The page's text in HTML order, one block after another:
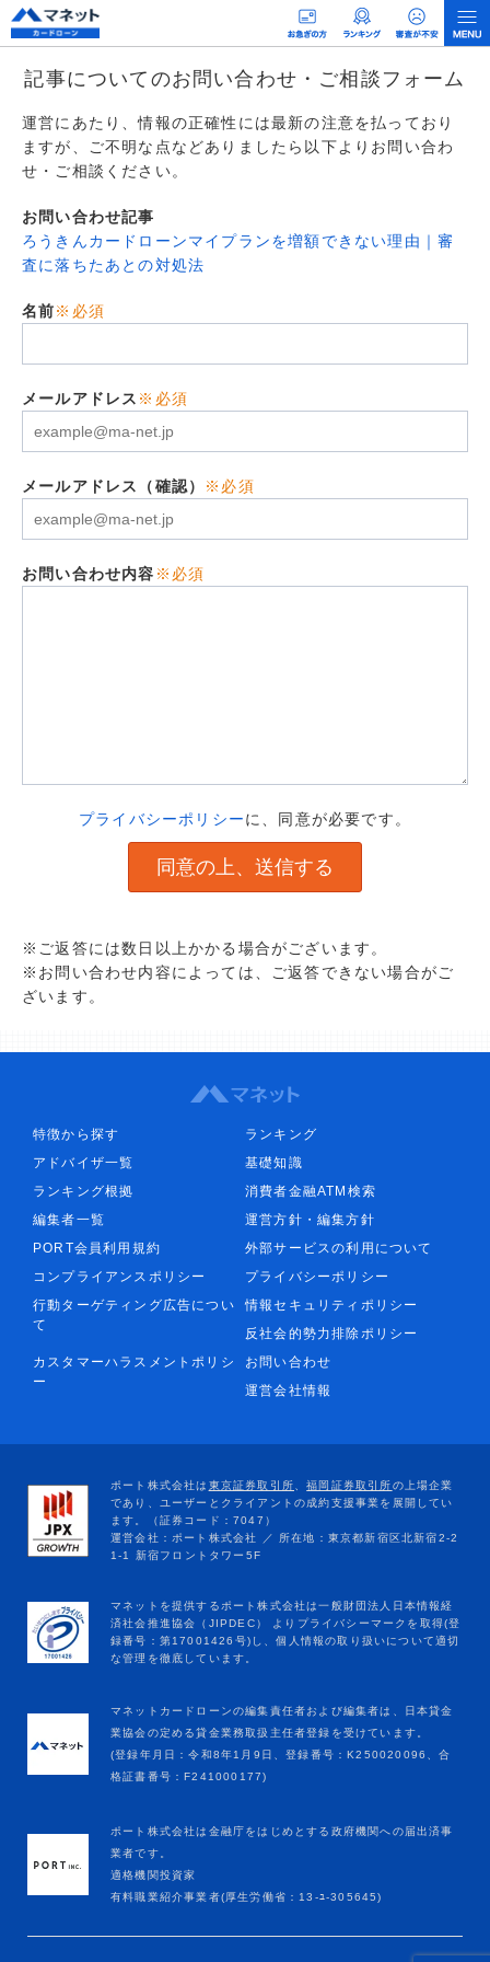
記事についてのお問い合わせ・ご相談フォーム
運営にあたり、情報の正確性には最新の注意を払っており
ますが、ご不明な点などありましたら以下よりお問い合わ
せ・ご相談ください。
お問い合わせ記事
ろうきんカードローンマイプランを増額できない理由｜審
査に落ちたあとの対処法
名前※必須
メールアドレス ※必須
メールアドレス（確認） ※必須
お問い合わせ内容 ※必須
プライバシーポリシーに、同意が必要です。
※ご返答には数日以上かかる場合がございます。
※お問い合わせ内容によっては、ご返答できない場合がご
ざいます。
特徴から探す
ランキング
アドバイザ一覧
基礎知識
ランキング根拠
消費者金融ATM検索
編集者一覧
運営方針・編集方針
PORT会員利用規約
外部サービスの利用について
コンプライアンスポリシー
プライバシーポリシー
行動ターゲティング広告につい
て
情報セキュリティポリシー
反社会的勢力排除ポリシー
カスタマーハラスメントポリシ
ー
お問い合わせ
運営会社情報
マネットカードローンの編集責任者および編集者は、日本貸金
業協会の定める貸金業務取扱主任者登録を受けています。
(登録年月日：令和8年1月9日、登録番号：K250020096、合
格証書番号：F241000177)
ポート株式会社は金融庁をはじめとする政府機関への届出済事
業者です。
適格機関投資家
有料職業紹介事業者(厚生労働省：13-ﾕ-305645)